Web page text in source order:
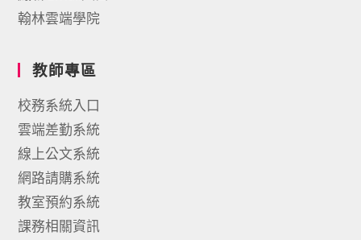
翰林雲端學院
教師專區
校務系統入口
雲端差勤系統
線上公文系統
網路請購系統
教室預約系統
課務相關資訊